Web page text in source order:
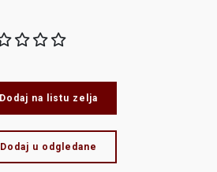
Dodaj na listu zelja
Dodaj u odgledane